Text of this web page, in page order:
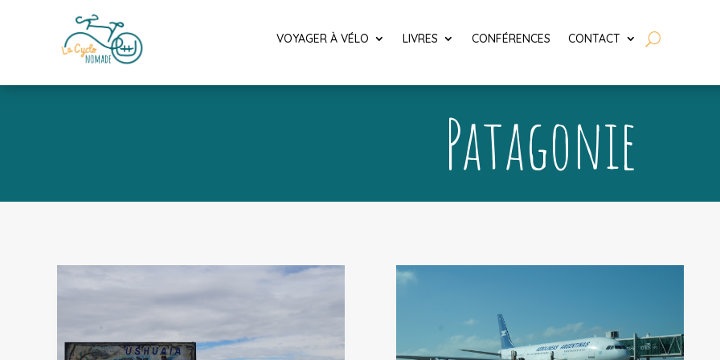
VOYAGER À VÉLO LIVRES CONFÉRENCES CONTACT
Patagonie